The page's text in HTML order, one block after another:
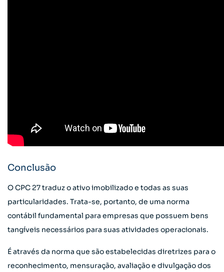
Conclusão
O CPC 27 traduz o ativo imobilizado e todas as suas
particularidades. Trata-se, portanto, de uma norma
contábil fundamental para empresas que possuem bens
tangíveis necessários para suas atividades operacionais.
É através da norma que são estabelecidas diretrizes para o
reconhecimento, mensuração, avaliação e divulgação dos